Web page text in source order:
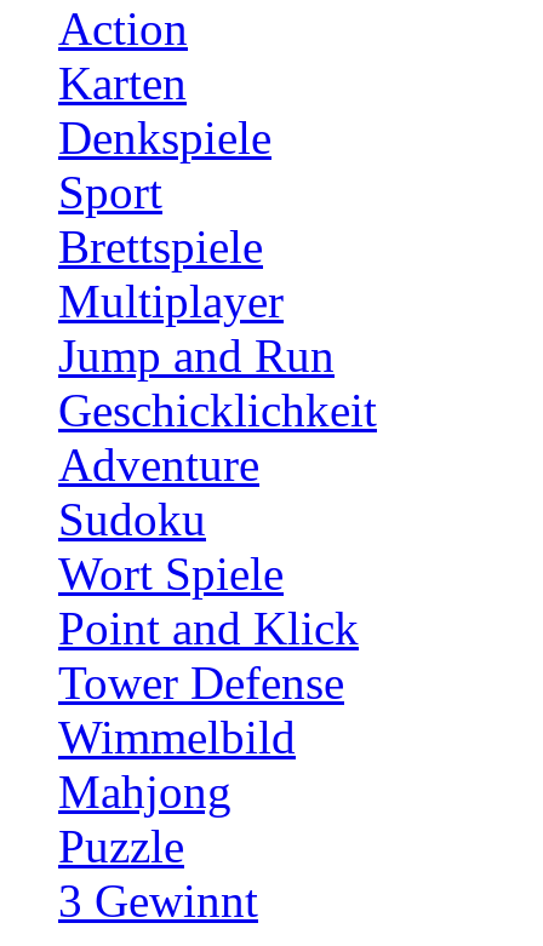
Action
Karten
Denkspiele
Sport
Brettspiele
Multiplayer
Jump and Run
Geschicklichkeit
Adventure
Sudoku
Wort Spiele
Point and Klick
Tower Defense
Wimmelbild
Mahjong
Puzzle
3 Gewinnt